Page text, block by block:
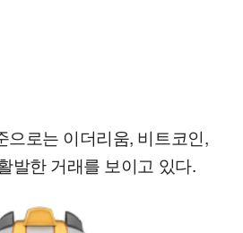
으로는 이더리움, 비트코인,
발한 거래를 보이고 있다.